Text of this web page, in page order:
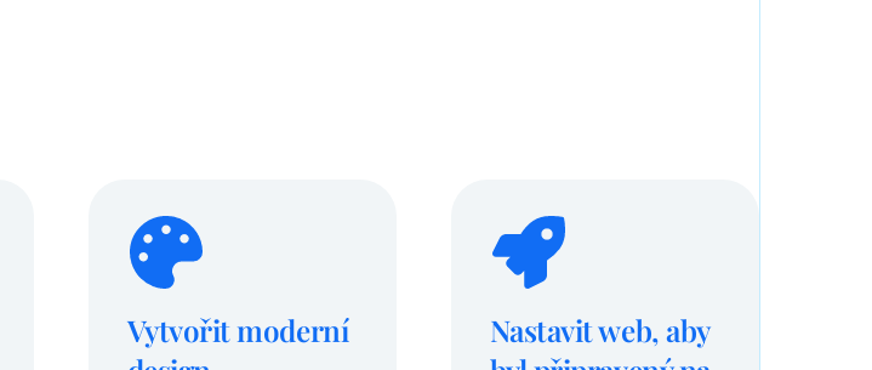
Vytvořit moderní
Nastavit web, aby